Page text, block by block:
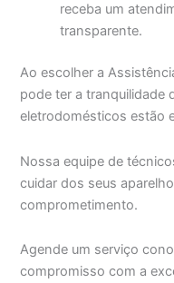
receba um
transparente.
Ao escolher a
pode ter a tranquilidade
eletrodomésticos estão
Nossa equipe de
cuidar dos seus
comprometimento.
Agende um serviço
compromisso com a